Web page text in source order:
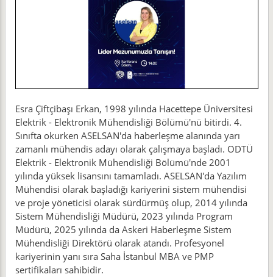
Esra Çiftçibaşı Erkan, 1998 yılında Hacettepe Üniversitesi
Elektrik - Elektronik Mühendisliği Bölümü'nü bitirdi. 4.
Sınıfta okurken ASELSAN'da haberleşme alanında yarı
zamanlı mühendis adayı olarak çalışmaya başladı. ODTÜ
Elektrik - Elektronik Mühendisliği Bölümü'nde 2001
yılında yüksek lisansını tamamladı. ASELSAN'da Yazılım
Mühendisi olarak başladığı kariyerini sistem mühendisi
ve proje yöneticisi olarak sürdürmüş olup, 2014 yılında
Sistem Mühendisliği Müdürü, 2023 yılında Program
Müdürü, 2025 yılında da Askeri Haberleşme Sistem
Mühendisliği Direktörü olarak atandı. Profesyonel
kariyerinin yanı sıra Saha İstanbul MBA ve PMP
sertifikaları sahibidir.